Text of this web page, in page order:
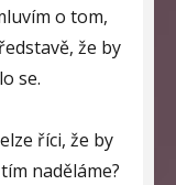
o tom,
že by
se.
říci, že by
naděláme?